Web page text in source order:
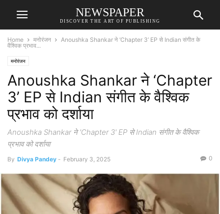
NEWSPAPER
DISCOVER THE ART OF PUBLISHING
Home मनोरंजन
Anoushka Shankar ने ‘Chapter 3’ EP से Indian संगीत के
वैश्विक प्रभाव...
मनोरंजन
Anoushka Shankar ने ‘Chapter
3’ EP से Indian संगीत के वैश्विक
प्रभाव को दर्शाया
Anoushka Shankar ने 'Chapter 3' EP से Indian संगीत के वैश्विक
प्रभाव को दर्शाया
By Divya Pandey - February 3, 2025 0